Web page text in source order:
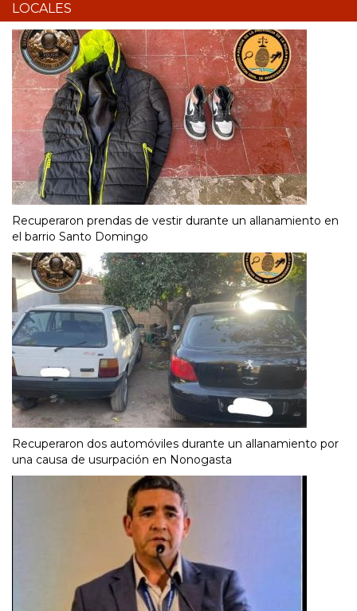
LOCALES
Recuperaron prendas de vestir durante un allanamiento en
el barrio Santo Domingo
Recuperaron dos automóviles durante un allanamiento por
una causa de usurpación en Nonogasta